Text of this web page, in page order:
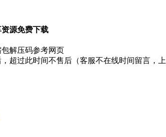
源免费下载
解压码参考网页
超过此时间不售后（客服不在线时间留言，上